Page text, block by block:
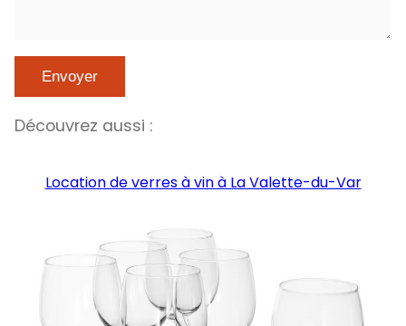
Découvrez aussi :
Location de verres à vin à La Valette-du-Var